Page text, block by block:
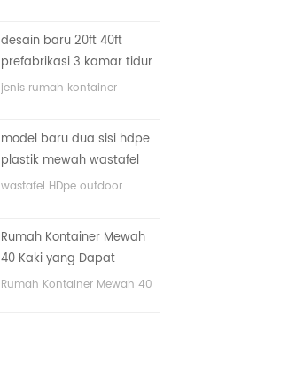
desain baru 20ft 40ft
prefabrikasi 3 kamar tidur
rumah kontainer kecil
jenis rumah kontainer
kamar tidur, satu kamar
mandi dan dengan sistem
listrik.
model baru dua sisi hdpe
plastik mewah wastafel
kamar mandi umum
wastafel HDpe outdoor
nbsp;
Rumah Kontainer Mewah
40 Kaki yang Dapat
Diperluas Dengan Tiga
Rumah Kontainer Mewah 40